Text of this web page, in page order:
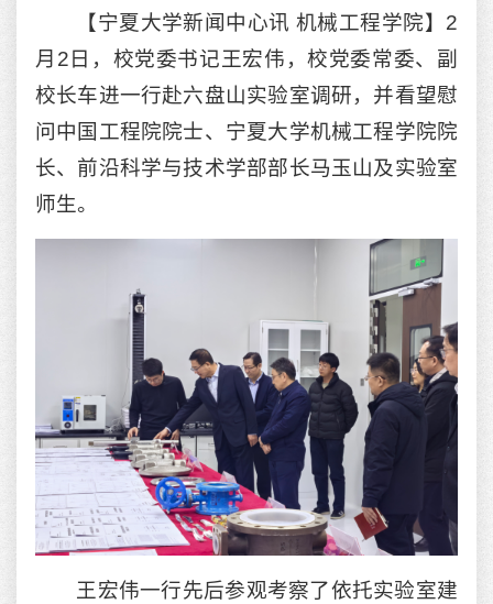
【宁夏大学新闻中心讯 机械工程学院】2
月2日，校党委书记王宏伟，校党委常委、副
校长车进一行赴六盘山实验室调研，并看望慰
问中国工程院院士、宁夏大学机械工程学院院
长、前沿科学与技术学部部长马玉山及实验室
师生。
王宏伟一行先后参观考察了依托实验室建